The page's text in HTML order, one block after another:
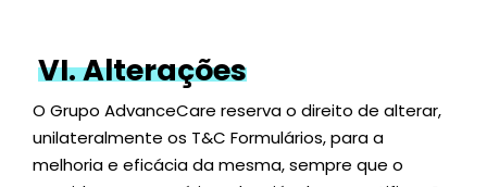
VI. Alterações
O Grupo AdvanceCare reserva o direito de alterar,
unilateralmente os T&C Formulários, para a
melhoria e eficácia da mesma, sempre que o